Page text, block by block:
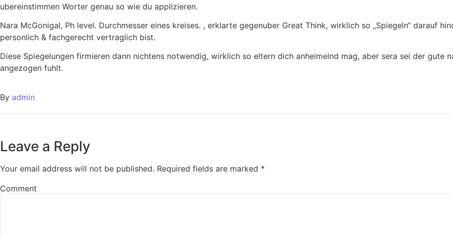
ubereinstimmen Worter genau so wie du applizieren.
Nara McGonigal, Ph level. Durchmesser eines kreises. , erklarte gegenuber Great Think, wirklich so „Spiegeln“ darauf
personlich & fachgerecht vertraglich bist.
Diese Spiegelungen firmieren dann nichtens notwendig, wirklich so eltern dich anheimelnd mag, aber sera sei der gute
angezogen fuhlt.
By admin
Leave a Reply
Your email address will not be published. Required fields are marked *
Comment